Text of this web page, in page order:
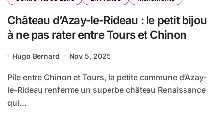
Château d’Azay-le-Rideau : le petit bijou
à ne pas rater entre Tours et Chinon
Hugo Bernard Nov 5, 2025
Pile entre Chinon et Tours, la petite commune d’Azay-
le-Rideau renferme un superbe château Renaissance
qui...